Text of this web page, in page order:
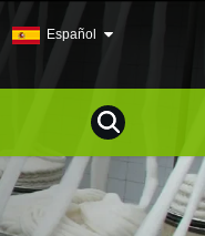
Español